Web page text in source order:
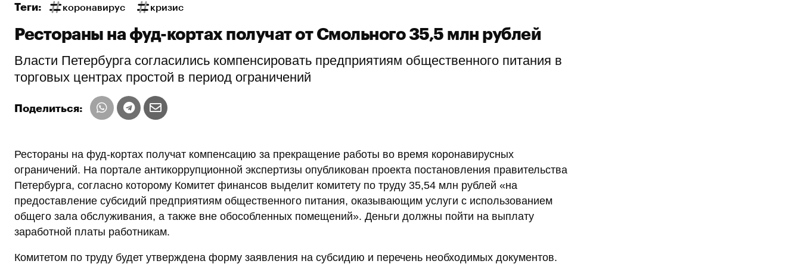
Теги: коронавирус кризис
Рестораны на фуд-кортах получат от Смольного 35,5 млн рублей
Власти Петербурга согласились компенсировать предприятиям общественного питания в
торговых центрах простой в период ограничений
Поделиться:
Рестораны на фуд-кортах получат компенсацию за прекращение работы во время коронавирусных
ограничений. На портале антикоррупционной экспертизы опубликован проекта постановления правительства
Петербурга, согласно которому Комитет финансов выделит комитету по труду 35,54 млн рублей «на
предоставление субсидий предприятиям общественного питания, оказывающим услуги с использованием
общего зала обслуживания, а также вне обособленных помещений». Деньги должны пойти на выплату
заработной платы работникам.
Комитетом по труду будет утверждена форму заявления на субсидию и перечень необходимых документов.